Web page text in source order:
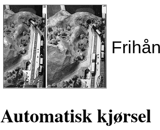
Automatisk kjørsel